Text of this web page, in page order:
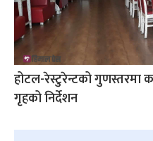
होटल-रेस्टुरेन्टको गुणस्तरमा
गृहको निर्देशन